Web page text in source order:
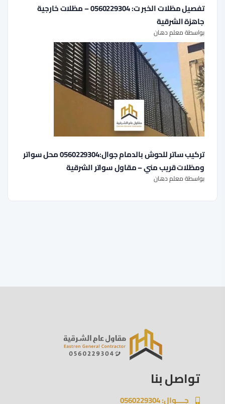
تفصيل مظلات الخبر ت: 0560229304 – مظلات خارجية
جاهزة الشرقية
بواسطة معلم دهان
تركيب ساتر للحوش بالدمام جوال:0560229304 محل سواتر
ومظلات قريب مني – مقاول سواتر الشرقية
بواسطة معلم دهان
تواصل بنا
جــــوال: 0560229304